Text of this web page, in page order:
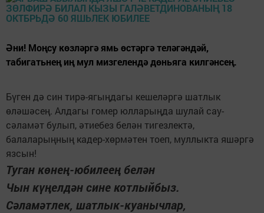
Әни! Моңсу көзләргә ямь өстәргә теләгәндәй,
табигатьнең иң мул мизгелендә дөньяга килгәнсең.
Бүген дә син тирә-ягыңдагы кешеләргә шатлык
өләшәсең. Алдагы гомер юлларыңда шулай сау-
сәламәт булып, әтиебез белән тигезлектә,
балаларыңның кадер-хөрмәтен тоеп, муллыкта яшәргә
язсын!
Туган көнең-юбилеең белән
Чын күңелдән сине котлыйбыз.
Сәламәтлек, шатлык-куанычлар,